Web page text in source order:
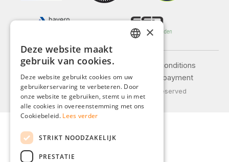
Legal notice
General terms and conditions
Privacy policy
Shipping and payment
© 2026 Weidinger GmbH, All Rights Reserved
FRENCH
ITALIAN
×
Deze website maakt
gebruik van cookies.
Deze website gebruikt cookies om uw
gebruikerservaring te verbeteren. Door
onze website te gebruiken, stemt u in met
alle cookies in overeenstemming met ons
Cookiebeleid. Lees verder
STRIKT NOODZAKELIJK
PRESTATIE